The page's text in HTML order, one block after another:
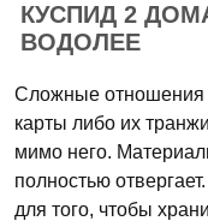
КУСПИД 2
ВОДОЛЕЕ
Сложные отношения
карты либо их
мимо него.
полностью
для того, чтобы